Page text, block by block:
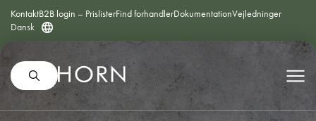
KontaktB2B login – PrislisterFind forhandlerDokumentationVejledninger
Dansk